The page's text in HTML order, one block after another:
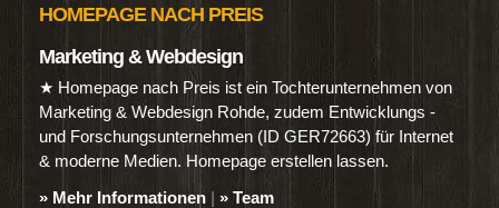
HOMEPAGE NACH PREIS
Marketing & Webdesign
★ Homepage nach Preis ist ein Tochterunternehmen von
Marketing & Webdesign Rohde, zudem Entwicklungs -
und Forschungsunternehmen (ID GER72663) für Internet
& moderne Medien. Homepage erstellen lassen.
» Mehr Informationen | » Team